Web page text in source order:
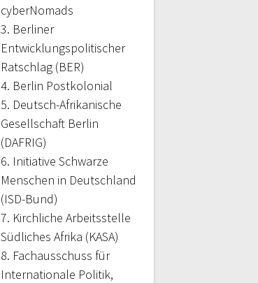
cyberNomads
3. Berliner
Entwicklungspolitischer
Ratschlag (BER)
4. Berlin Postkolonial
5. Deutsch-Afrikanische
Gesellschaft Berlin
(DAFRIG)
6. Initiative Schwarze
Menschen in Deutschland
(ISD-Bund)
7. Kirchliche Arbeitsstelle
Südliches Afrika (KASA)
8. Fachausschuss für
Internationale Politik,